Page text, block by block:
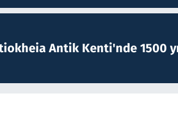
Antik Kenti'nde 1500